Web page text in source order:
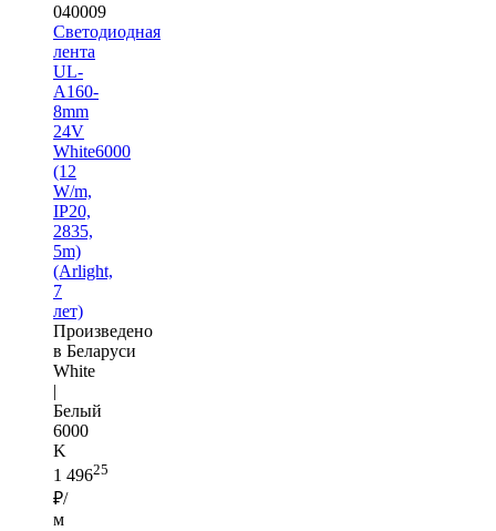
040009
Светодиодная
лента
UL-
A160-
8mm
24V
White6000
(12
W/m,
IP20,
2835,
5m)
(Arlight,
7
лет)
Произведено
в Беларуси
White
|
Белый
6000
K
1 49625
₽/
м